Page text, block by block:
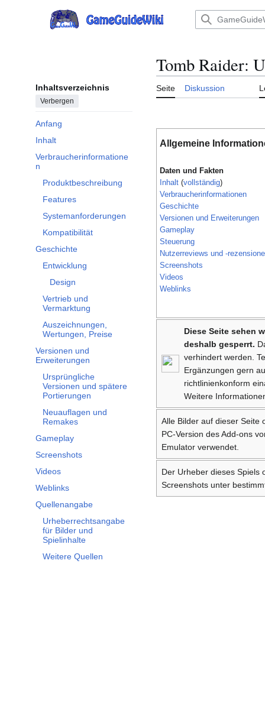
Hauptmenü
Inhaltsverzeichnis
Verbergen
Anfang
Inhalt
Verbraucherinformatione
n
Unterabschnitt Verbraucherinformationen umschalten
Produktbeschreibung
Features
Systemanforderungen
Kompatibilität
Geschichte
Entwicklung
Design
Vertrieb und
Vermarktung
Auszeichnungen,
Wertungen, Preise
Versionen und
Erweiterungen
Unterabschnitt Versionen und Erweiterungen umschalten
Ursprüngliche
Versionen und spätere
Portierungen
Neuauflagen und
Remakes
Gameplay
Screenshots
Videos
Weblinks
Quellenangabe
Urheberrechtsangabe
für Bilder und
Spielinhalte
Weitere Quellen
Tomb Raider:
Seite Diskussion
Allgemeine
Daten und Fakten
Inhalt (vollständig)
Verbraucherinformationen
Geschichte
Versionen und Erweiterungen
Gameplay
Steuerung
Nutzerreviews und -
Screenshots
Videos
Weblinks
Diese Seite sehen
deshalb gesperrt.
verhindert werden.
Ergänzungen gern
richtlinienkonform
Weitere
Alle Bilder auf dieser Seite
PC-Version des Add-ons
Emulator verwendet.
Der Urheber dieses Spiels
Screenshots unter